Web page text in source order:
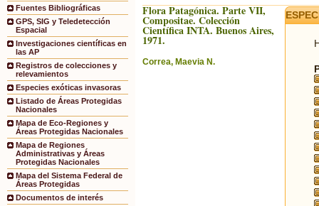
Fuentes Bibliográficas
GPS, SIG y Teledetección
Espacial
Investigaciones científicas en
las AP
Registros de colecciones y
relevamientos
Especies exóticas invasoras
Listado de Áreas Protegidas
Nacionales
Mapa de Eco-Regiones y
Áreas Protegidas Nacionales
Mapa de Regiones
Administrativas y Áreas
Protegidas Nacionales
Mapa del Sistema Federal de
Áreas Protegidas
Documentos de interés
Flora Patagónica. Parte VII,
Compositae. Colección
Científica INTA. Buenos Aires,
1971.
Correa, Maevia N.